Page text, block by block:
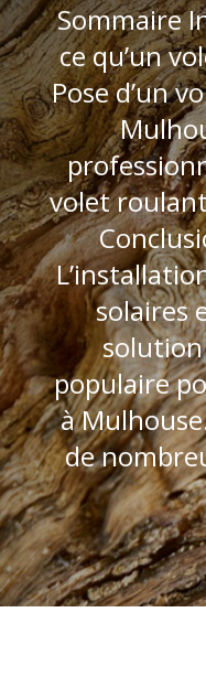
Sommaire
ce qu’un
Pose d’un
volet
solaires
populaire
à
de